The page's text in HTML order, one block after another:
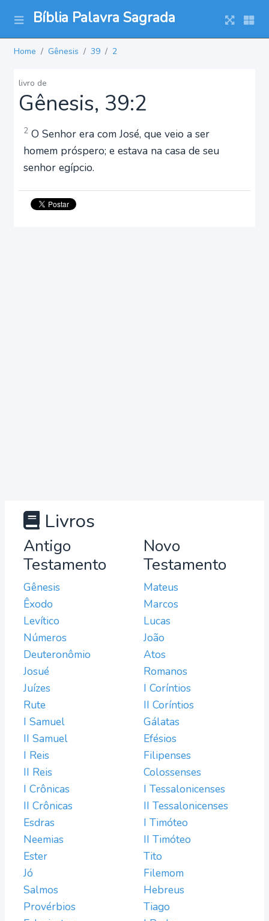
Bíblia Palavra Sagrada
Home Gênesis 39 2
livro de
Gênesis, 39:2
2 O Senhor era com José, que veio a ser
homem próspero; e estava na casa de seu
senhor egípcio.
Livros
Antigo
Testamento
Gênesis
Êxodo
Levítico
Números
Deuteronômio
Josué
Juízes
Rute
I Samuel
II Samuel
I Reis
II Reis
I Crônicas
II Crônicas
Esdras
Neemias
Ester
Jó
Salmos
Provérbios
Novo
Testamento
Mateus
Marcos
Lucas
João
Atos
Romanos
I Coríntios
II Coríntios
Gálatas
Efésios
Filipenses
Colossenses
I Tessalonicenses
II Tessalonicenses
I Timóteo
II Timóteo
Tito
Filemom
Hebreus
Tiago